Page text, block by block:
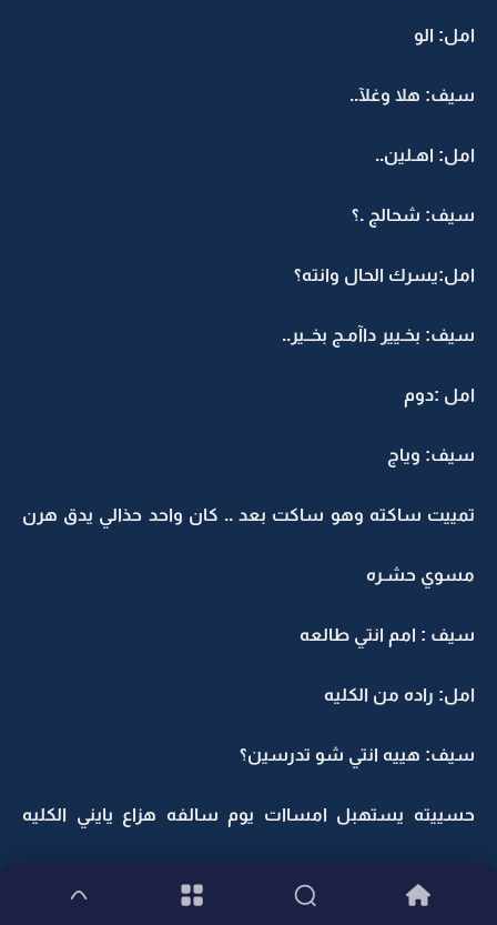
امل: الو
سيف: هلا وغلآ..
امل: اهـلين..
سيف: شحالج .؟
امل:يسرك الحال وانته؟
سيف: بخـيير داآمـج بخــير..
امل :دوم
سيف: وياج
تمييت ساكته وهو ساكت بعد .. كان واحد حذالي يدق هرن
مسوي حشـره
سيف : امم انتي طالعه
امل: راده من الكليه
سيف: هييه انتي شو تدرسين؟
حسييته يستهبل امساات يوم سالفه هزاع يايني الكليه